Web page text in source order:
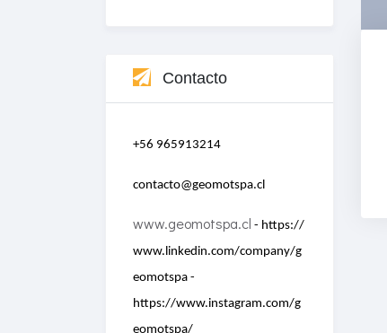
Contacto
+56 965913214
contacto@geomotspa.cl
www.geomotspa.cl - https://
www.linkedin.com/company/g
eomotspa -
https://www.instagram.com/g
eomotspa/